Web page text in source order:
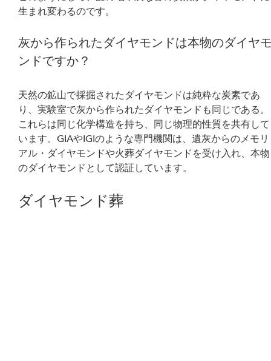
生まれ変わるのです。
灰から作られたダイヤモンドは本物のダイヤ
ンドですか？
天然の鉱山で採掘されたダイヤモンドは純粋な炭素であ
り、実験室で灰から作られたダイヤモンドも同じである。
これらは同じ化学構造を持ち、同じ物理的性質を共有して
います。GIAやIGIのような専門機関は、遺灰からのメモリ
アル・ダイヤモンドや火葬ダイヤモンドを受け入れ、本物
のダイヤモンドとして認証しています。
ダイヤモンド葬